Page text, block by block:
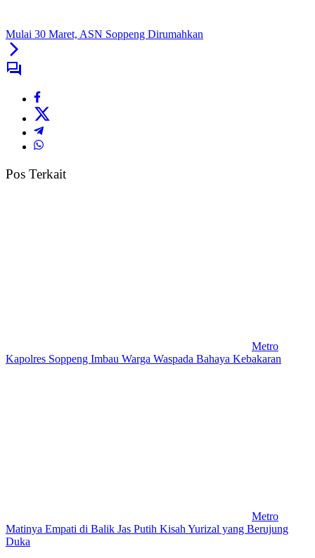
Mulai 30 Maret, ASN Soppeng Dirumahkan
Pos Terkait
Metro
Kapolres Soppeng Imbau Warga Waspada Bahaya Kebakaran
Metro
Matinya Empati di Balik Jas Putih Kisah Yurizal yang Berujung
Duka